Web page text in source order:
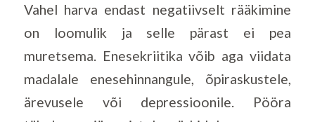
Vahel harva endast negatiivselt rääkimine
on loomulik ja selle pärast ei pea
muretsema. Enesekriitika võib aga viidata
madalale enesehinnangule, õpiraskustele,
ärevusele või depressioonile. Pööra